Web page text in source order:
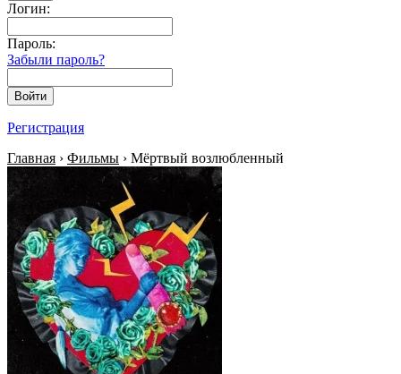
Логин:
Пароль:
Забыли пароль?
Войти
Регистрация
Главная › Фильмы › Мёртвый возлюбленный